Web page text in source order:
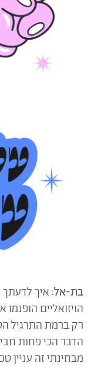
בת-אל: איך לדעתך
הויזואליים
רק ברמת התרגיל
הדבר הכי פחות
מבחינתי זה עניין